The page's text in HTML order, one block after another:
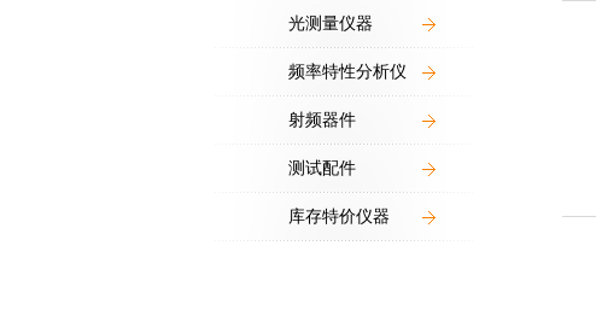
光测量仪器
频率特性分析仪
射频器件
测试配件
库存特价仪器